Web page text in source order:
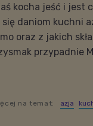
kocha jeść i jest
daniom kuchni
oraz z jakich
przypadnie
na temat: azja